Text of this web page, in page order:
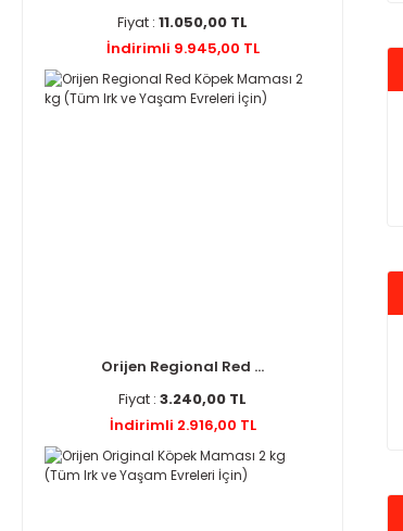
Fiyat : 11.050,00 TL
İndirimli 9.945,00 TL
Orijen Regional Red ...
Fiyat : 3.240,00 TL
İndirimli 2.916,00 TL